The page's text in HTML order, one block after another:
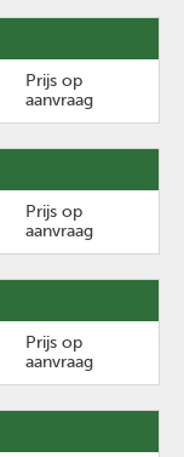
Prijs op
aanvraag
Prijs op
aanvraag
Prijs op
aanvraag